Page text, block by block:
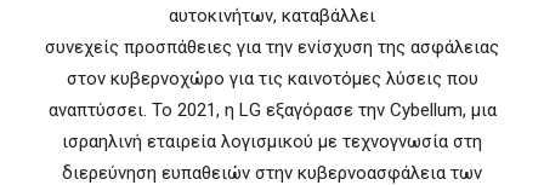
αυτοκινήτων, καταβάλλει
συνεχείς προσπάθειες για την ενίσχυση της ασφάλειας
στον κυβερνοχώρο για τις καινοτόμες λύσεις που
αναπτύσσει. Το 2021, η LG εξαγόρασε την Cybellum, μια
ισραηλινή εταιρεία λογισμικού με τεχνογνωσία στη
διερεύνηση ευπαθειών στην κυβερνοασφάλεια των